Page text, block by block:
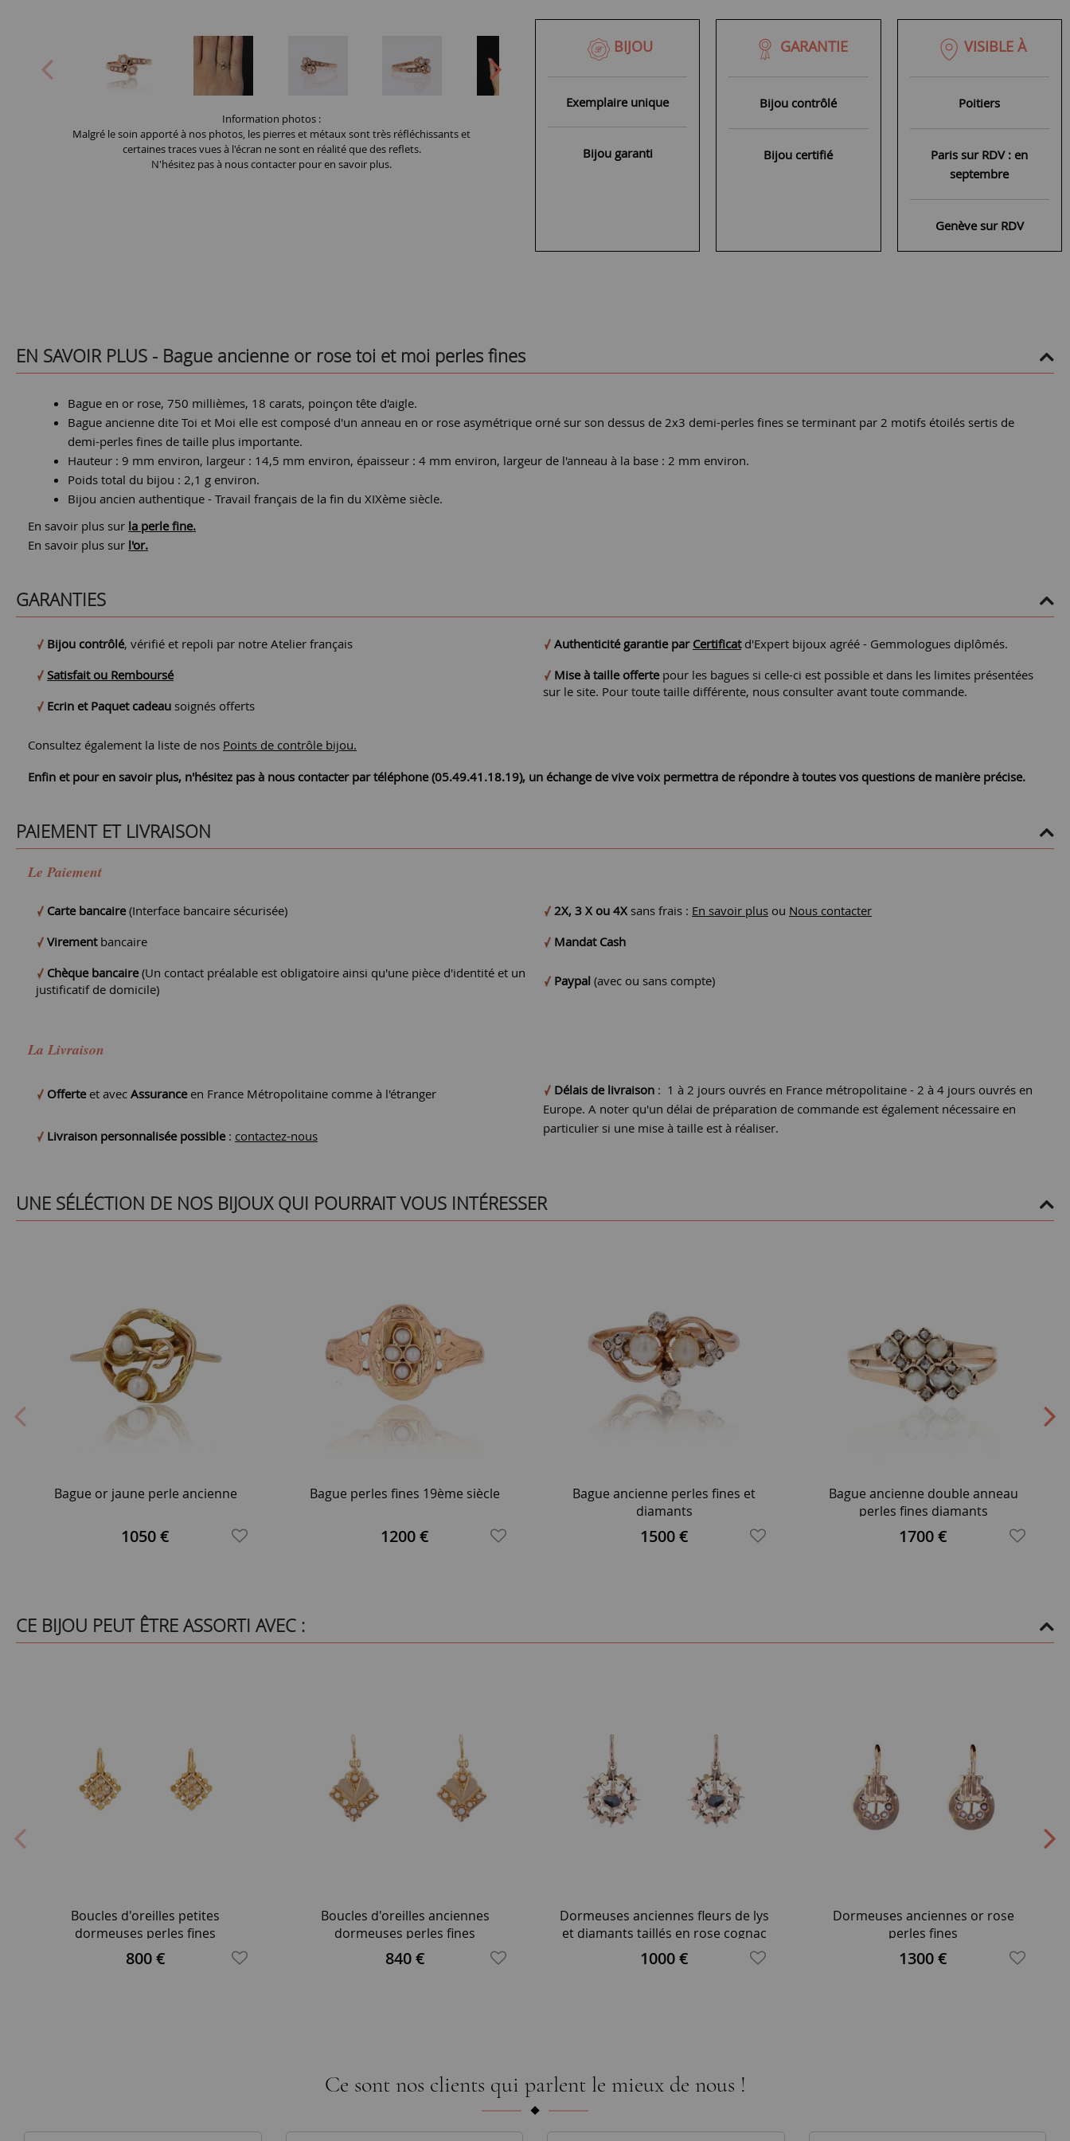
Information photos :
Malgré le soin apporté à nos photos, les pierres et métaux sont très réfléchissants et
certaines traces vues à l'écran ne sont en réalité que des reflets.
N'hésitez pas à nous contacter pour en savoir plus.
BIJOU
Exemplaire unique
Bijou garanti
GARANTIE
Bijou contrôlé
Bijou certifié
VISIBLE À
Poitiers
Paris sur RDV : en
septembre
Genève sur RDV
EN SAVOIR PLUS - Bague ancienne or rose toi et moi perles fines
Bague en or rose, 750 millièmes, 18 carats, poinçon tête d'aigle.
Bague ancienne dite Toi et Moi elle est composé d'un anneau en or rose asymétrique orné sur son dessus de 2x3 demi-perles fines se terminant par 2 motifs étoilés sertis de
demi-perles fines de taille plus importante.
Hauteur : 9 mm environ, largeur : 14,5 mm environ, épaisseur : 4 mm environ, largeur de l'anneau à la base : 2 mm environ.
Poids total du bijou : 2,1 g environ.
Bijou ancien authentique - Travail français de la fin du XIXème siècle.
En savoir plus sur la perle fine.
En savoir plus sur l'or.
GARANTIES
Bijou contrôlé, vérifié et repoli par notre Atelier français Authenticité garantie par Certificatd'Expert bijoux agréé - Gemmologues diplômés.
Satisfait ou Remboursé
Mise à taille offertepour les bagues si celle-ci est possible et dans les limites présentées
sur le site. Pour toute taille différente, nous consulter avant toute commande.
Ecrin et Paquet cadeau soignés offerts
Consultez également la liste de nos Points de contrôle bijou.
Enfin et pour en savoir plus, n'hésitez pas à nous contacter par téléphone (05.49.41.18.19), un échange de vive voix permettra de répondre à toutes vos questions de manière précise.
PAIEMENT ET LIVRAISON
Le Paiement
Carte bancaire(Interface bancaire sécurisée) 2X, 3 X ou 4X sans frais : En savoir plus ou Nous contacter
Virementbancaire
Mandat Cash
Chèque bancaire(Un contact préalable est obligatoire ainsi qu'une pièce d'identité et un
justificatif de domicile)
Paypal (avec ou sans compte)
La Livraison
Offerteet avec Assuranceen France Métropolitaine comme à l'étranger Délais de livraison : 1 à 2 jours ouvrés en France métropolitaine - 2 à 4 jours ouvrés en
Europe. A noter qu'un délai de préparation de commande est également nécessaire en
particulier si une mise à taille est à réaliser.
Livraison personnalisée possible : contactez-nous
UNE SÉLÉCTION DE NOS BIJOUX QUI POURRAIT VOUS INTÉRESSER
Bague or jaune perle ancienne
1050 €
Bague perles fines 19ème siècle
1200 €
Bague ancienne perles fines et
diamants
1500 €
Bague ancienne double anneau
perles fines diamants
1700 €
CE BIJOU PEUT ÊTRE ASSORTI AVEC :
Boucles d'oreilles petites
dormeuses perles fines
800 €
Boucles d'oreilles anciennes
dormeuses perles fines
840 €
Dormeuses anciennes fleurs de lys
et diamants taillés en rose cognac
1000 €
Dormeuses anciennes or rose
perles fines
1300 €
Ce sont nos clients qui parlent le mieux de nous !